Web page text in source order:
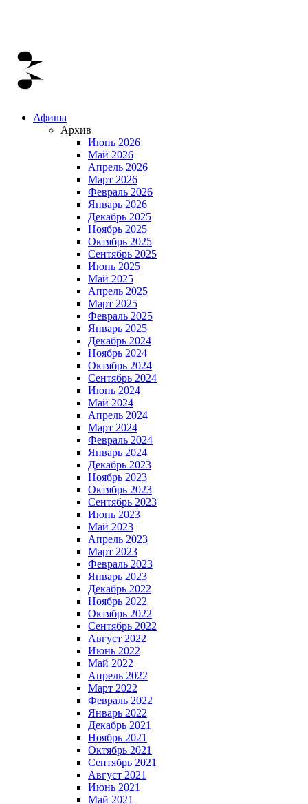
Афиша
Архив
Июнь 2026
Май 2026
Апрель 2026
Март 2026
Февраль 2026
Январь 2026
Декабрь 2025
Ноябрь 2025
Октябрь 2025
Сентябрь 2025
Июнь 2025
Май 2025
Апрель 2025
Март 2025
Февраль 2025
Январь 2025
Декабрь 2024
Ноябрь 2024
Октябрь 2024
Сентябрь 2024
Июнь 2024
Май 2024
Апрель 2024
Март 2024
Февраль 2024
Январь 2024
Декабрь 2023
Ноябрь 2023
Октябрь 2023
Сентябрь 2023
Июнь 2023
Май 2023
Апрель 2023
Март 2023
Февраль 2023
Январь 2023
Декабрь 2022
Ноябрь 2022
Октябрь 2022
Сентябрь 2022
Август 2022
Июнь 2022
Май 2022
Апрель 2022
Март 2022
Февраль 2022
Январь 2022
Декабрь 2021
Ноябрь 2021
Октябрь 2021
Сентябрь 2021
Август 2021
Июнь 2021
Май 2021